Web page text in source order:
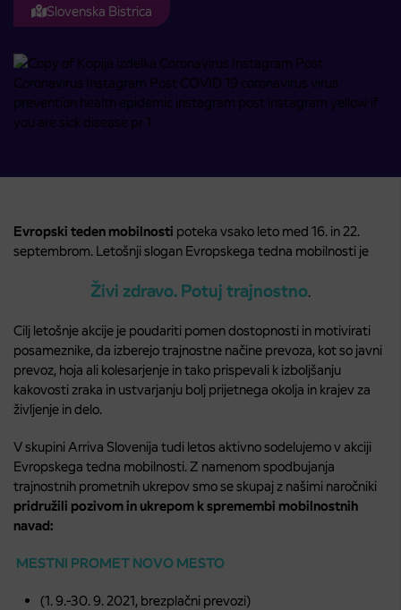
Slovenska Bistrica
Evropski teden mobilnosti poteka vsako leto med 16. in 22.
septembrom. Letošnji slogan Evropskega tedna mobilnosti je
Živi zdravo. Potuj trajnostno.
Cilj letošnje akcije je poudariti pomen dostopnosti in motivirati
posameznike, da izberejo trajnostne načine prevoza, kot so javni
prevoz, hoja ali kolesarjenje in tako prispevali k izboljšanju
kakovosti zraka in ustvarjanju bolj prijetnega okolja in krajev za
življenje in delo.
V skupini Arriva Slovenija tudi letos aktivno sodelujemo v akciji
Evropskega tedna mobilnosti. Z namenom spodbujanja
trajnostnih prometnih ukrepov smo se skupaj z našimi naročniki
pridružili pozivom in ukrepom k spremembi mobilnostnih
navad:
MESTNI PROMET NOVO MESTO
(1. 9.-30. 9. 2021, brezplačni prevozi)